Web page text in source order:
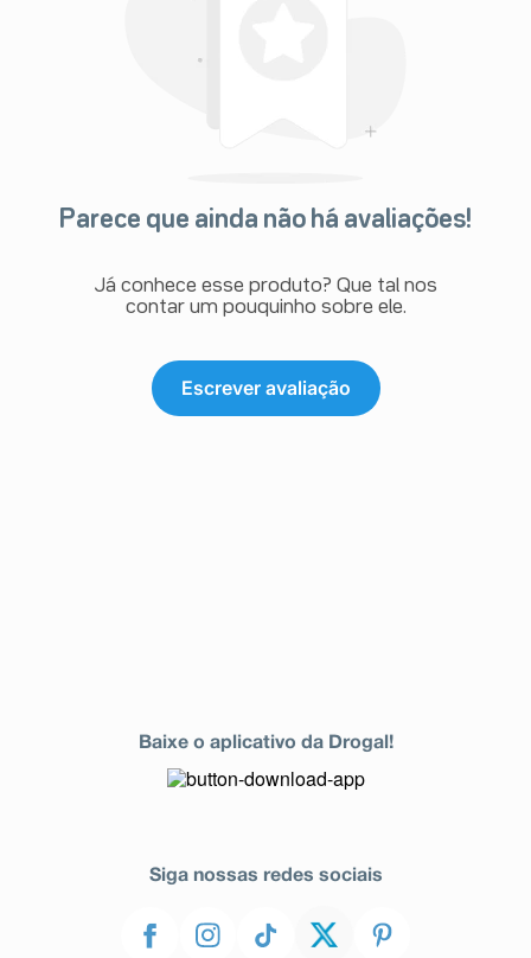
Parece que ainda não há avaliações!
Já conhece esse produto? Que tal nos
contar um pouquinho sobre ele.
Escrever avaliação
Baixe o aplicativo da Drogal!
Siga nossas redes sociais